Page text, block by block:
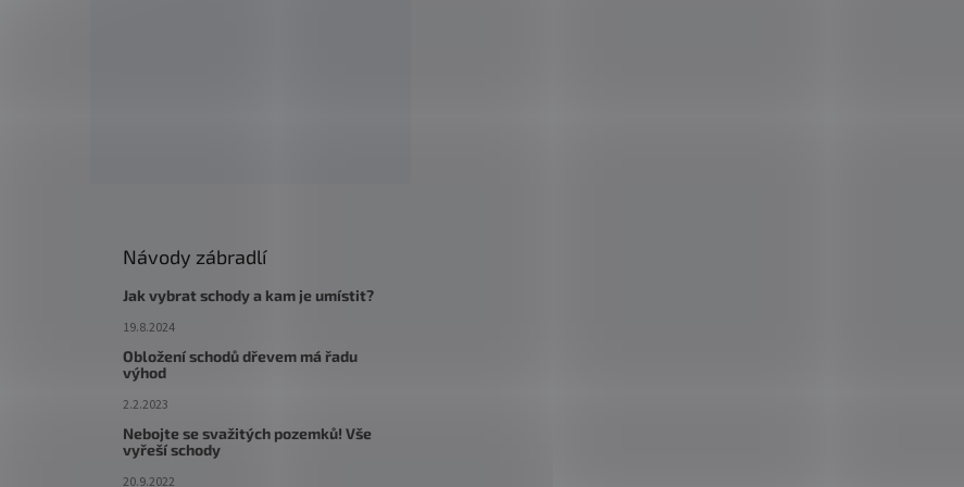
Návody zábradlí
Jak vybrat schody a kam je umístit?
19.8.2024
Obložení schodů dřevem má řadu
výhod
2.2.2023
Nebojte se svažitých pozemků! Vše
vyřeší schody
20.9.2022